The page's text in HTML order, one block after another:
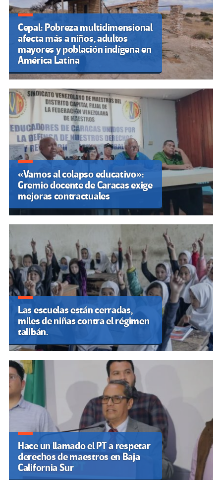
Cepal: Pobreza multidimensional
afecta más a niños, adultos
mayores y población indígena en
América Latina
«Vamos al colapso educativo»:
Gremio docente de Caracas exige
mejoras contractuales
Las escuelas están cerradas,
miles de niñas contra el régimen
talibán.
Hace un llamado el PT a respetar
derechos de maestros en Baja
California Sur